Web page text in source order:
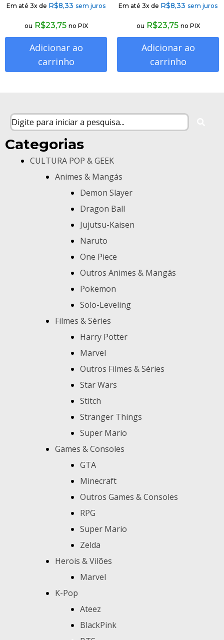
Em até 3x de R$8,33 sem juros
ou R$23,75 no PIX
Adicionar ao
carrinho
Em até 3x de R$8,33 sem juros
ou R$23,75 no PIX
Adicionar ao
carrinho
Categorias
CULTURA POP & GEEK
Animes & Mangás
Demon Slayer
Dragon Ball
Jujutsu-Kaisen
Naruto
One Piece
Outros Animes & Mangás
Pokemon
Solo-Leveling
Filmes & Séries
Harry Potter
Marvel
Outros Filmes & Séries
Star Wars
Stitch
Stranger Things
Super Mario
Games & Consoles
GTA
Minecraft
Outros Games & Consoles
RPG
Super Mario
Zelda
Herois & Vilões
Marvel
K-Pop
Ateez
BlackPink